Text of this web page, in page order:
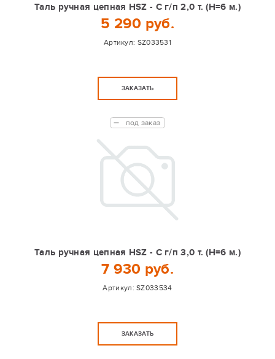
Таль ручная цепная HSZ - C г/п 2,0 т. (Н=6 м.)
5 290 руб.
Артикул: SZ033531
ЗАКАЗАТЬ
Таль ручная цепная HSZ - C г/п 3,0 т. (Н=6 м.)
7 930 руб.
Артикул:SZ033534
под заказ
ЗАКАЗАТЬ